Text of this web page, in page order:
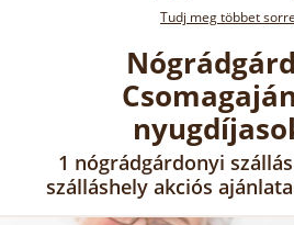
Tudj meg többet
1 nógrádgárdonyi
szálláshely akciós